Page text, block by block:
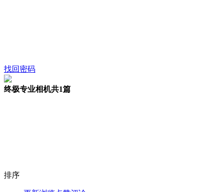
找回密码
终极专业相机共1篇
排序